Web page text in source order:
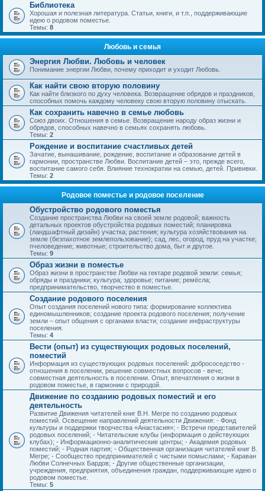
Библиотека
Хорошая и полезная литература. Статьи, книги, и т.п., поддерживающие
идею о родовом поместье.
Темы: 8
Любовь и семья
Энергия Любви. Любовь и человек
Понимание энергии Любви, почему приходит и уходит Любовь.
Как найти свою вторую половину
Как найти близкого по духу человека. Возвращение обрядов и праздников,
способных помочь каждому человеку свою вторую половину отыскать.
Как сохранить навечно в семье любовь
Союз двоих. Отношения в семье. Возвращение народу образ жизни и
обрядов, способных навечно в семьях сохранять любовь.
Темы: 2
Рождение и воспитание счастливых детей
Зачатие, вынашивание, рождение, воспитание и образование детей в
гармонии, пространстве Любви. Воспитание детей – это, прежде всего,
воспитание самого себя. Влияние технократии на семью, детей. Прививки.
Темы: 2
Родовое поместье и родовое поселение
Обустройство родового поместья
Создание пространства Любви на своей земле родовой; важность
детальных проектов обустройства родовых поместий; планировка
(ландшафтный дизайн) участка; растения; культура хозяйствования на
земле (безпахотное землепользование); сад, лес, огород, пруд на участке;
пчеловедение; животные; строительство дома, быт и другое.
Темы: 9
Образ жизни в поместье
Образ жизни в пространстве Любви на гектаре родовой земли: семья;
обряды и праздники; культура; здоровье; питание; ремёсла;
предпринимательство, творчество в поместье.
Создание родового поселения
Опыт создания поселений нового типа: формирование коллектива
единомышленников; создание проекта родового поселения; получение
земли – опыт общения с органами власти; создание инфраструктуры
поселения.
Темы: 4
Вести (опыт) из существующих родовых поселений,
поместий
Информация из существующих родовых поселений: добрососедство -
отношения в поселении, решение совместных вопросов - вече;
совместная деятельность в поселении. Опыт, впечатления о жизни в
родовом поместье, в гармонии с природой.
Движение по созданию родовых поместий и его
деятельность
Развитие Движения читателей книг В.Н. Мегре по созданию родовых
поместий. Освещение направлений деятельности Движения: - Фонд
культуры и поддержки творчества «Анастасия»; - Встречи представителей
родовых поселений; - Читательские клубы (информация о действующих
клубах); - Информационно-аналитические центры; - Академия родовых
поместий; - Родная партия; - Общественная организация читателей книг В.
Мегре; - Сообщество предпринимателей с чистыми помыслами; - Караван
Любви Солнечных Бардов; - Другие общественные организации,
учреждения, предприятия, объединения граждан, поддерживающие идею о
родовом поместье.
Темы: 5